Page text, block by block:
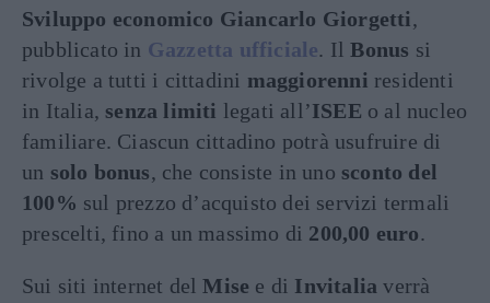
Sviluppo economico Giancarlo Giorgetti,
pubblicato in Gazzetta ufficiale. IlBonus si
rivolge a tutti i cittadini maggiorenni residenti
in Italia, senza limiti legati all’ISEE o al nucleo
familiare. Ciascun cittadino potrà usufruire di
un solo bonus, che consiste in uno sconto del
100% sul prezzo d’acquisto dei servizi termali
prescelti, fino a un massimo di 200,00 euro.
Sui siti internet delMise e di Invitalia verrà